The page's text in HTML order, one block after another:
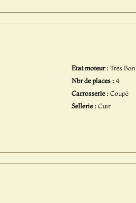
Etat moteur :Très Bon
Nbr de places :4
Carrosserie :Coupé
Sellerie :Cuir